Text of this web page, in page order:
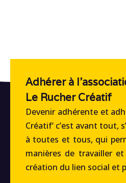
Adhérer à
Le Rucher Créatif
Devenir adhérente et
Créatif‘ c’est avant tout,
à toutes et tous, qui
manières de travailler
création du lien social et